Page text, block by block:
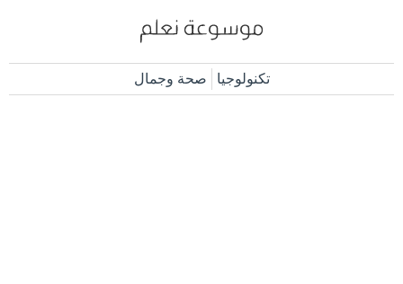
تكنولوجيا صحة وجمال